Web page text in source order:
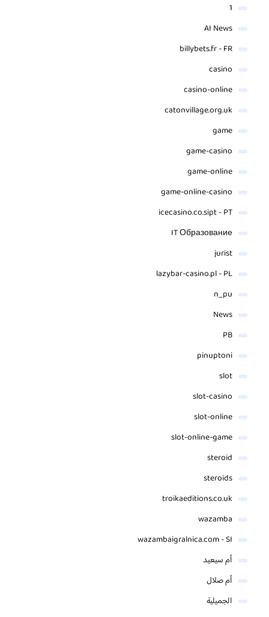
1
AI News
billybets.fr - FR
casino
casino-online
catonvillage.org.uk
game
game-casino
game-online
game-online-casino
icecasino.co.sipt - PT
IT Образование
jurist
lazybar-casino.pl - PL
n_pu
News
PB
pinuptoni
slot
slot-casino
slot-online
slot-online-game
steroid
steroids
troikaeditions.co.uk
wazamba
wazambaigralnica.com - SI
أم سيعيد
أم صلال
الجميلية